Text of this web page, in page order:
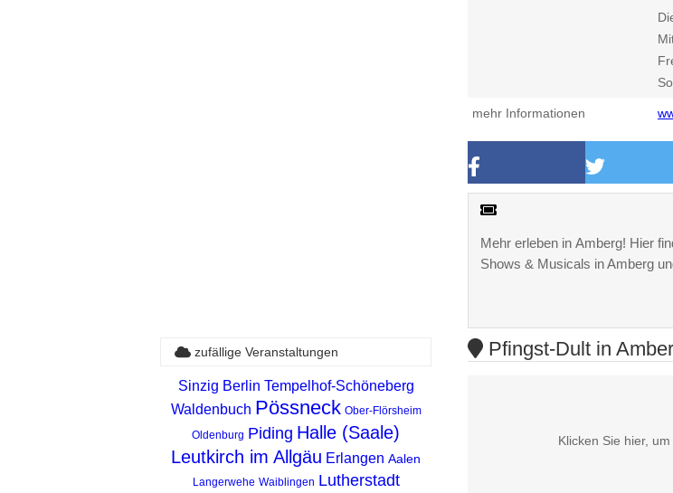
mehr Informationen
Mehr erleben in Amberg! Hier
Shows & Musicals in Amberg
Pfingst-Dult in
Klicken Sie hier, um
zufällige Veranstaltungen
Sinzig Berlin Tempelhof-Schöneberg
Waldenbuch Pössneck Ober-Flörsheim
Oldenburg Piding Halle (Saale)
Leutkirch im Allgäu Erlangen Aalen
Langerwehe Waiblingen Lutherstadt